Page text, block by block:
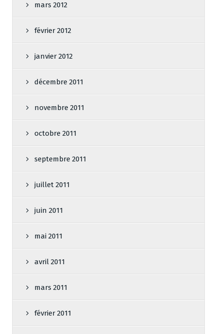
mars 2012
février 2012
janvier 2012
décembre 2011
novembre 2011
octobre 2011
septembre 2011
juillet 2011
juin 2011
mai 2011
avril 2011
mars 2011
février 2011